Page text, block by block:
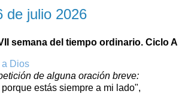
de julio 2026
semana del tiempo ordinario. Ciclo A
a Dios
de alguna oración breve:
estás siempre a mi lado",